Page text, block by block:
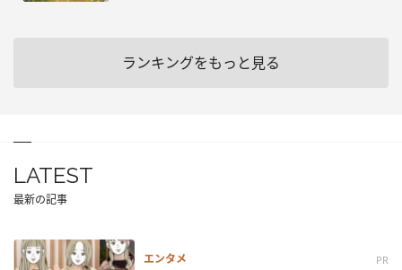
ランキングをもっと見る
LATEST
最新の記事
エンタメ PR